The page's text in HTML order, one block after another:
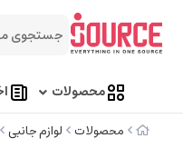
محصولات
محصولات لوازم جانبی